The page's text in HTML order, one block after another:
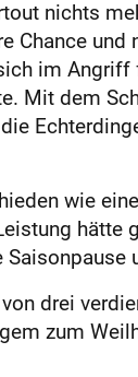
nichts
Chance
im
Mit dem
wie
hätte
drei
zum